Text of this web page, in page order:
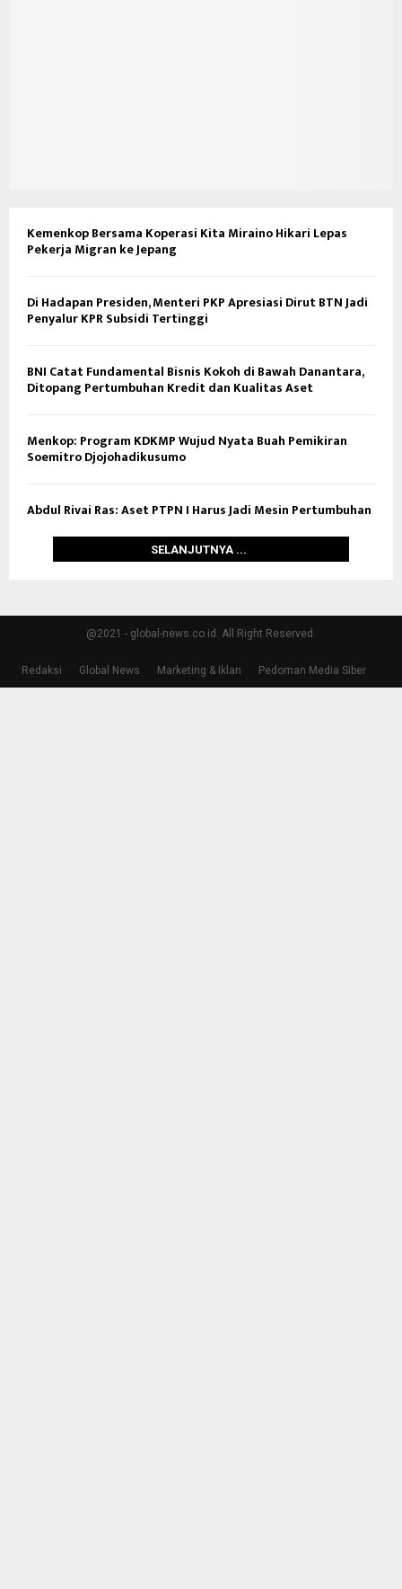
Kemenkop Bersama Koperasi Kita Miraino Hikari Lepas
Pekerja Migran ke Jepang
Di Hadapan Presiden, Menteri PKP Apresiasi Dirut BTN Jadi
Penyalur KPR Subsidi Tertinggi
BNI Catat Fundamental Bisnis Kokoh di Bawah Danantara,
Ditopang Pertumbuhan Kredit dan Kualitas Aset
Menkop: Program KDKMP Wujud Nyata Buah Pemikiran
Soemitro Djojohadikusumo
Abdul Rivai Ras: Aset PTPN I Harus Jadi Mesin Pertumbuhan
SELANJUTNYA ...
@2021 - global-news.co.id. All Right Reserved.
Redaksi Global News Marketing & Iklan Pedoman Media Siber